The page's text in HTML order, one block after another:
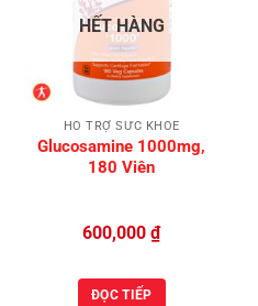
Add to
Wishlist
HẾT HÀNG
HỖ TRỢ SỨC KHỎE
Glucosamine 1000mg,
180 Viên
600,000₫
ĐỌC TIẾP